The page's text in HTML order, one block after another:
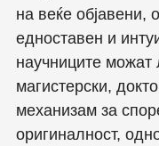
на веќе објавени,
едноставен и
научниците можат
магистерски,
механизам за
оригиналност,